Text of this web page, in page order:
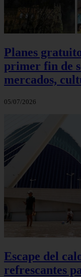
Planes
primer fin de
mercados,
05/07/2026
Escape del
refrescantes